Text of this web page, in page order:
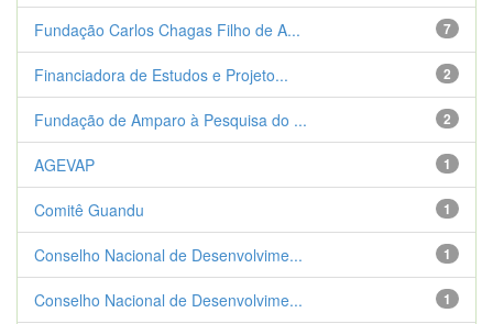
7
Fundação Carlos Chagas Filho de A...
2
Financiadora de Estudos e Projeto...
2
Fundação de Amparo à Pesquisa do ...
1
AGEVAP
1
Comitê Guandu
1
Conselho Nacional de Desenvolvime...
1
Conselho Nacional de Desenvolvime...